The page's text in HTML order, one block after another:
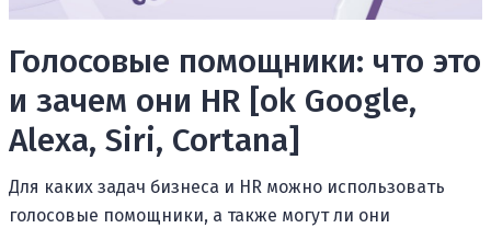
Голосовые помощники: что это
и зачем они HR [ok Google,
Alexa, Siri, Cortana]
Для каких задач бизнеса и HR можно использовать
голосовые помощники, а также могут ли они